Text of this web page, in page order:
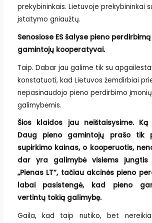
prekybininkais. Lietuvoje prekybininkai
įstatymo gniaužtų.
Senosiose ES šalyse pieno
gamintojų kooperatyvai.
Taip. Dabar jau galime tik su
konstatuoti, kad Lietuvos žemdirbiai
nepasinaudojo pieno perdirbimo
galimybėmis.
Šios klaidos jau neištaisysime.
Daug pieno gamintojų prašo tik
supirkimo kainas, o kooperuotis,
dar yra galimybė visiems jungtis
„Pienas LT“, tačiau akcinės pieno
labai pasistengė, kad pieno
vertintų tokią galimybę.
Gaila, kad taip nutiko, bet